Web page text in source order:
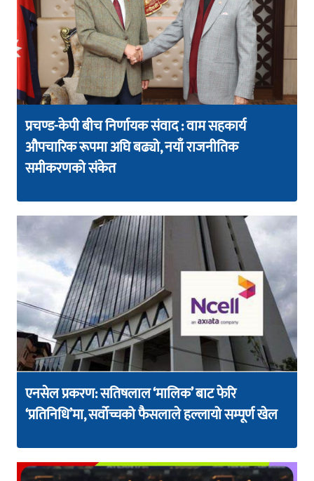
प्रचण्ड-केपी बीच निर्णायक संवाद : वाम सहकार्य
औपचारिक रूपमा अघि बढ्यो, नयाँ राजनीतिक
समीकरणको संकेत
एनसेल प्रकरण: सतिषलाल ‘मालिक’ बाट फेरि
‘प्रतिनिधि’मा, सर्वोच्चको फैसलाले हल्लायो सम्पूर्ण खेल